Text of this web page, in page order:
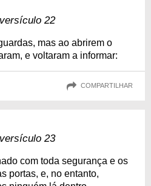
22
mas ao abrirem o
e voltaram a informar:
COMPARTILHAR
23
com toda segurança e os
portas, e, no entanto,